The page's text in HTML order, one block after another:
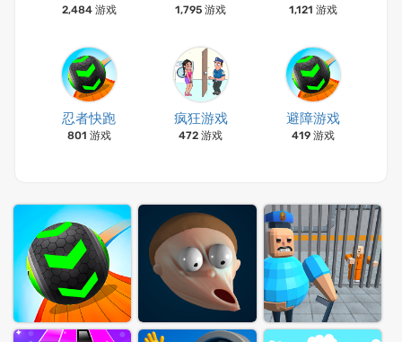
2,484 游戏 1,795 游戏 1,121 游戏
忍者快跑
801 游戏
疯狂游戏
472 游戏
避障游戏
419 游戏